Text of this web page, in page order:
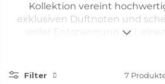
Kollektion vereint
exklusiven Duftnoten und
voller Entspannung mit
Filter 7